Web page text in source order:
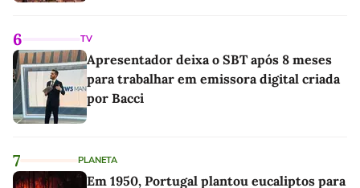
6 TV
Apresentador deixa o SBT após 8 meses
para trabalhar em emissora digital criada
por Bacci
7 PLANETA
Em 1950, Portugal plantou eucaliptos para